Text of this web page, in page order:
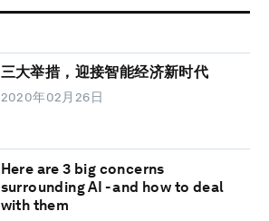
三大举措，迎接智能经济新时代
2020年02月26日
Here are 3 big concerns
surrounding AI - and how to deal
with them